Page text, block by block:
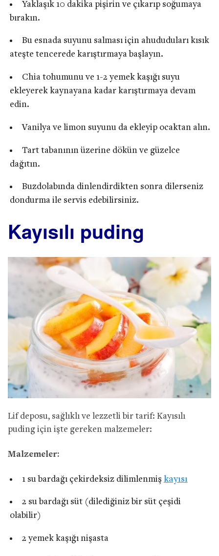
Yaklaşık 10 dakika pişirin ve çıkarıp soğumaya
bırakın.
Bu esnada suyunu salması için ahududuları kısık
ateşte tencerede karıştırmaya başlayın.
Chia tohumunu ve 1-2 yemek kaşığı suyu
ekleyerek kaynayana kadar karıştırmaya devam
edin.
Vanilya ve limon suyunu da ekleyip ocaktan alın.
Tart tabanının üzerine dökün ve güzelce
dağıtın.
Buzdolabında dinlendirdikten sonra dilerseniz
dondurma ile servis edebilirsiniz.
Kayısılı puding
Lif deposu, sağlıklı ve lezzetli bir tarif: Kayısılı
puding için işte gereken malzemeler:
Malzemeler:
1 su bardağı çekirdeksiz dilimlenmiş kayısı
2 su bardağı süt (dilediğiniz bir süt çeşidi
olabilir)
2 yemek kaşığı nişasta